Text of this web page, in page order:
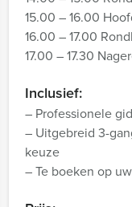
15.00 – 16.00
16.00 – 17.00
17.00 – 17.30
Inclusief:
– Professionele
– Uitgebreid 3-
keuze
– Te boeken op